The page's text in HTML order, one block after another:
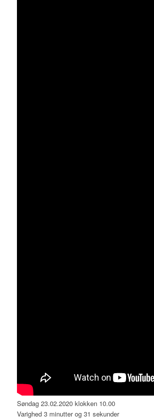
Søndag 23.02.2020 klokken 10.00
Varighed 3 minutter og 31 sekunder